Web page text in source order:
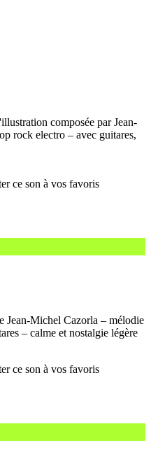
composée par Jean-
rock electro – avec guitares,
Jean-Michel Cazorla – mélodie
– calme et nostalgie légère